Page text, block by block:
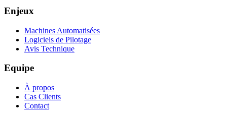
Enjeux
Machines Automatisées
Logiciels de Pilotage
Avis Technique
Equipe
À propos
Cas Clients
Contact